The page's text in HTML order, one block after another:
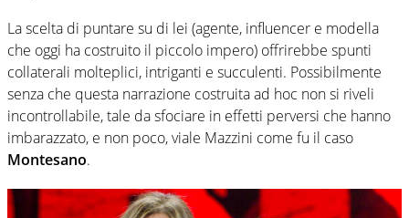
La scelta di puntare su di lei (agente, influencer e modella
che oggi ha costruito il piccolo impero) offrirebbe spunti
collaterali molteplici, intriganti e succulenti. Possibilmente
senza che questa narrazione costruita ad hoc non si riveli
incontrollabile, tale da sfociare in effetti perversi che hanno
imbarazzato, e non poco, viale Mazzini come fu il caso
Montesano.